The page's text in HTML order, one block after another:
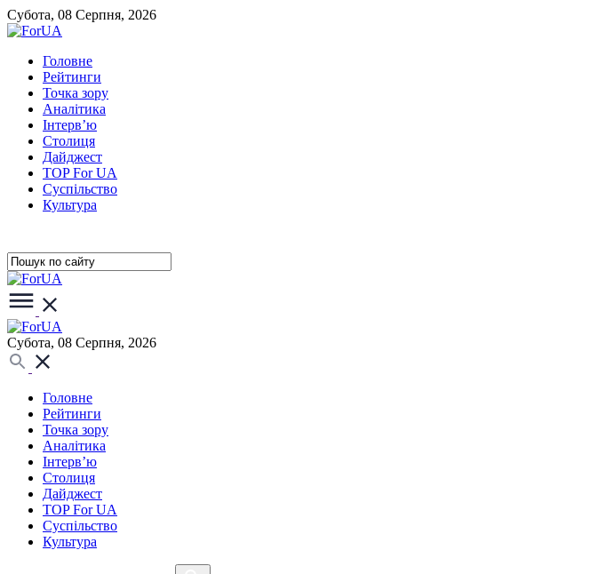
Субота, 08 Серпня, 2026
Головне
Рейтинги
Точка зору
Аналітика
Інтерв’ю
Столиця
Дайджест
TOP For UA
Суспiльство
Культура
Субота, 08 Серпня, 2026
Головне
Рейтинги
Точка зору
Аналітика
Інтерв’ю
Столиця
Дайджест
TOP For UA
Суспiльство
Культура